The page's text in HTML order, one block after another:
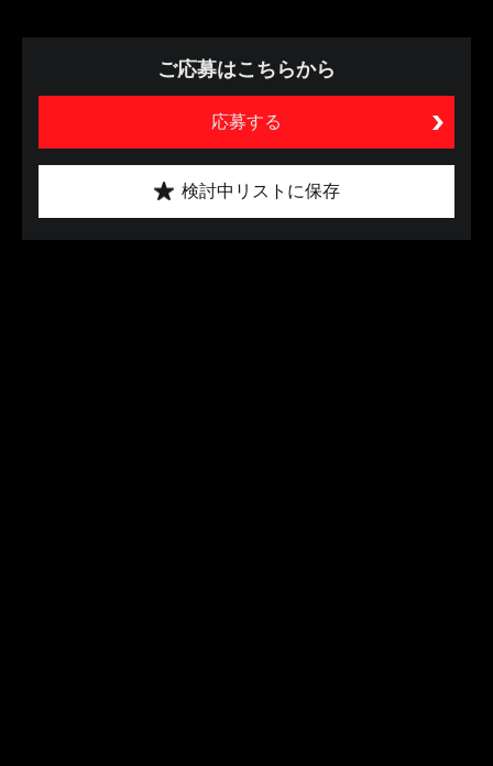
ご応募はこちらから
応募する
検討中リストに保存